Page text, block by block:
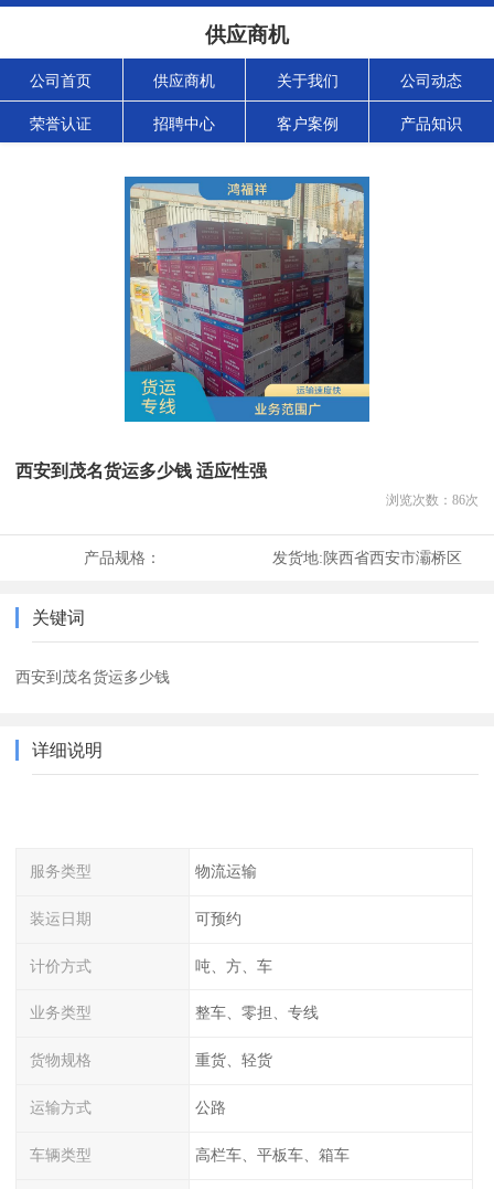
供应商机
公司首页 供应商机 关于我们 公司动态
荣誉认证 招聘中心 客户案例 产品知识
西安到茂名货运多少钱 适应性强
浏览次数： 86次
产品规格： 发货地:陕西省西安市灞桥区
关键词
西安到茂名货运多少钱
详细说明
服务类型 物流运输
装运日期 可预约
计价方式 吨、方、车
业务类型 整车、零担、专线
货物规格 重货、轻货
运输方式 公路
车辆类型 高栏车、平板车、箱车